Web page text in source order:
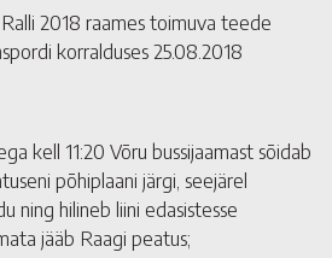
2018 raames toimuva teede
korralduses 25.08.2018
kell 11:20 Võru bussijaamast sõidab
põhiplaani järgi, seejärel
ning hilineb liini edasistesse
jääb Raagi peatus;